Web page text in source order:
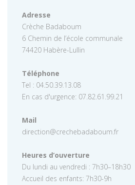
Adresse
Crèche Badaboum
6 Chemin de l’école communale
74420 Habère-Lullin
Téléphone
Tel : 04.50.39.13.08
En cas d'urgence: 07.82.61.99.21
Mail
direction@crechebadaboum.fr
Heures d’ouverture
Du lundi au vendredi : 7h30–18h30
Accueil des enfants: 7h30-9h